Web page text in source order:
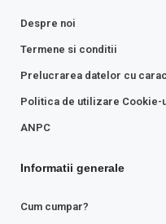
Despre noi
Termene si conditii
Prelucrarea datelor cu
Politica de utilizare Cookie-
ANPC
Informatii generale
Cum cumpar?